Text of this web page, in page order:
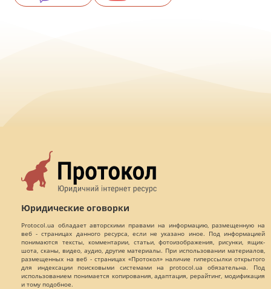
Юридические оговорки
Protocol.ua обладает авторскими правами на информацию, размещенную на
веб - страницах данного ресурса, если не указано иное. Под информацией
понимаются тексты, комментарии, статьи, фотоизображения, рисунки, ящик-
шота, сканы, видео, аудио, другие материалы. При использовании материалов,
размещенных на веб - страницах «Протокол» наличие гиперссылки открытого
для индексации поисковыми системами на protocol.ua обязательна. Под
использованием понимается копирования, адаптация, рерайтинг, модификация
и тому подобное.